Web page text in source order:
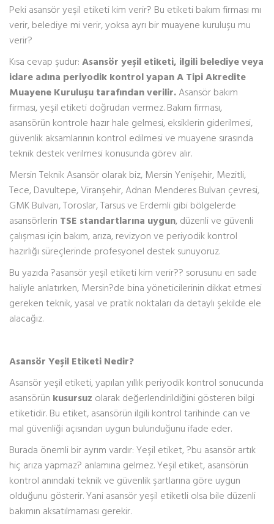
Peki asansör yeşil etiketi kim verir? Bu etiketi bakım firması mı
verir, belediye mi verir, yoksa ayrı bir muayene kuruluşu mu
verir?
Kısa cevap şudur: Asansör yeşil etiketi, ilgili belediye veya
idare adına periyodik kontrol yapan A Tipi Akredite
Muayene Kuruluşu tarafından verilir.Asansör bakım
firması, yeşil etiketi doğrudan vermez. Bakım firması,
asansörün kontrole hazır hale gelmesi, eksiklerin giderilmesi,
güvenlik aksamlarının kontrol edilmesi ve muayene sırasında
teknik destek verilmesi konusunda görev alır.
Mersin Teknik Asansör olarak biz, Mersin Yenişehir, Mezitli,
Tece, Davultepe, Viranşehir, Adnan Menderes Bulvarı çevresi,
GMK Bulvarı, Toroslar, Tarsus ve Erdemli gibi bölgelerde
asansörlerin TSE standartlarına uygun, düzenli ve güvenli
çalışması için bakım, arıza, revizyon ve periyodik kontrol
hazırlığı süreçlerinde profesyonel destek sunuyoruz.
Bu yazıda ?asansör yeşil etiketi kim verir?? sorusunu en sade
haliyle anlatırken, Mersin?de bina yöneticilerinin dikkat etmesi
gereken teknik, yasal ve pratik noktaları da detaylı şekilde ele
alacağız.
Asansör Yeşil Etiketi Nedir?
Asansör yeşil etiketi, yapılan yıllık periyodik kontrol sonucunda
asansörün kusursuz olarak değerlendirildiğini gösteren bilgi
etiketidir. Bu etiket, asansörün ilgili kontrol tarihinde can ve
mal güvenliği açısından uygun bulunduğunu ifade eder.
Burada önemli bir ayrım vardır: Yeşil etiket, ?bu asansör artık
hiç arıza yapmaz? anlamına gelmez. Yeşil etiket, asansörün
kontrol anındaki teknik ve güvenlik şartlarına göre uygun
olduğunu gösterir. Yani asansör yeşil etiketli olsa bile düzenli
bakımın aksatılmaması gerekir.